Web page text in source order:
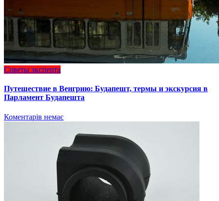
Советы эксперта
Путешествие в Венгрию: Будапешт, термы и экскурсия в
Парламент Будапешта
Коментарів немає